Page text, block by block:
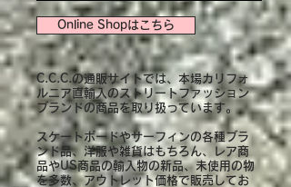
Online Shopはこちら
C.C.C.の通販サイトでは、本場カリフォ
ルニア直輸入のストリートファッション
ブランドの商品を取り扱っています。
スケートボードやサーフィンの各種ブラ
ンド品、洋服や雑貨はもちろん、レア商
品やUS商品の輸入物の新品、未使用の物
を多数、アウトレット価格で販売してお